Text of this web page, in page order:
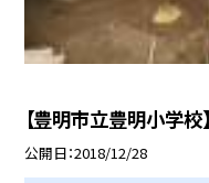
【豊明市立豊明小学
公開日 2018/12/28